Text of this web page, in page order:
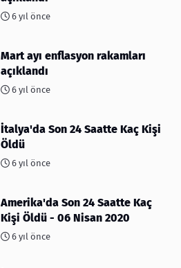
6 yıl önce
Mart ayı enflasyon rakamları
açıklandı
6 yıl önce
İtalya'da Son 24 Saatte Kaç Kişi
Öldü
6 yıl önce
Amerika'da Son 24 Saatte Kaç
Kişi Öldü - 06 Nisan 2020
6 yıl önce